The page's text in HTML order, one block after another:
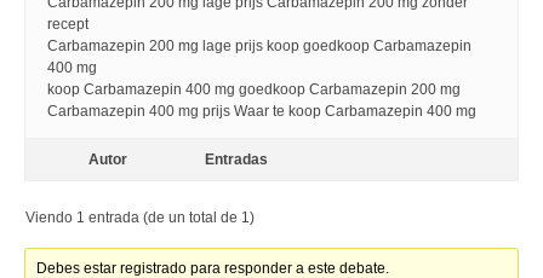
recept
Carbamazepin 200 mg lage prijs koop goedkoop Carbamazepin
400 mg
koop Carbamazepin 400 mg goedkoop Carbamazepin 200 mg
Carbamazepin 400 mg prijs Waar te koop Carbamazepin 400 mg
Autor Entradas
Viendo 1 entrada (de un total de 1)
Debes estar registrado para responder a este debate.